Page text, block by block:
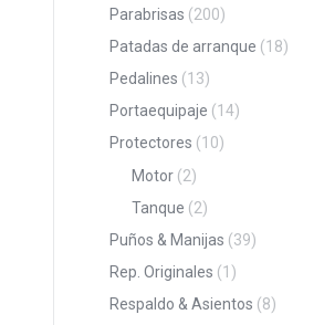
Parabrisas (200)
Patadas de arranque (18)
Pedalines (13)
Portaequipaje (14)
Protectores (10)
Motor (2)
Tanque (2)
Puños & Manijas (39)
Rep. Originales (1)
Respaldo & Asientos (8)